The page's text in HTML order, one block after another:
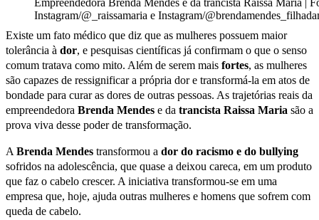
Instagram/@_raissamaria e Instagram/
Existe um fato médico que diz que as mulheres possuem maior
tolerância à dor, e pesquisas científicas já confirmam o que o senso
comum tratava como mito. Além de serem mais fortes, as mulheres
são capazes de ressignificar a própria dor e transformá-la em atos de
bondade para curar as dores de outras pessoas. As trajetórias reais da
empreendedora Brenda Mendes e da trancista Raissa Maria são a
prova viva desse poder de transformação.
A Brenda Mendes transformou a dor do racismo e do bullying
sofridos na adolescência, que quase a deixou careca, em um produto
que faz o cabelo crescer. A iniciativa transformou-se em uma
empresa que, hoje, ajuda outras mulheres e homens que sofrem com
queda de cabelo.